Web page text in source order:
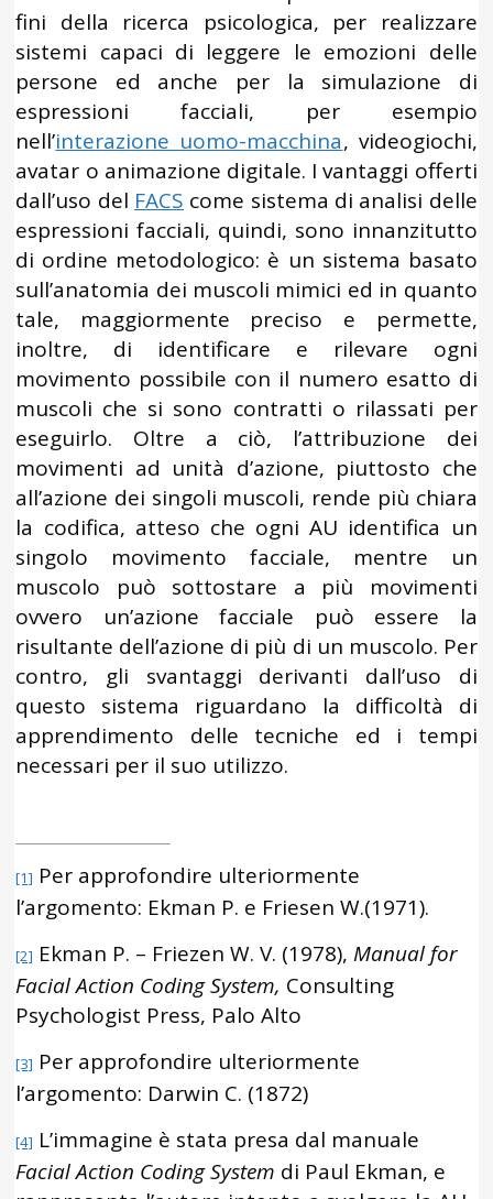
fini della ricerca psicologica, per realizzare
sistemi capaci di leggere le emozioni delle
persone ed anche per la simulazione di
espressioni facciali, per esempio
nell’interazione uomo-macchina, videogiochi,
avatar o animazione digitale. I vantaggi offerti
dall’uso del FACS come sistema di analisi delle
espressioni facciali, quindi, sono innanzitutto
di ordine metodologico: è un sistema basato
sull’anatomia dei muscoli mimici ed in quanto
tale, maggiormente preciso e permette,
inoltre, di identificare e rilevare ogni
movimento possibile con il numero esatto di
muscoli che si sono contratti o rilassati per
eseguirlo. Oltre a ciò, l’attribuzione dei
movimenti ad unità d’azione, piuttosto che
all’azione dei singoli muscoli, rende più chiara
la codifica, atteso che ogni AU identifica un
singolo movimento facciale, mentre un
muscolo può sottostare a più movimenti
ovvero un’azione facciale può essere la
risultante dell’azione di più di un muscolo. Per
contro, gli svantaggi derivanti dall’uso di
questo sistema riguardano la difficoltà di
apprendimento delle tecniche ed i tempi
necessari per il suo utilizzo.
[1] Per approfondire ulteriormente
l’argomento: Ekman P. e Friesen W.(1971).
[2] Ekman P. – Friezen W. V. (1978),Manual for
Facial Action Coding System, Consulting
Psychologist Press, Palo Alto
[3] Per approfondire ulteriormente
l’argomento: Darwin C. (1872)
[4] L’immagine è stata presa dal manuale
Facial Action Coding System di Paul Ekman, e